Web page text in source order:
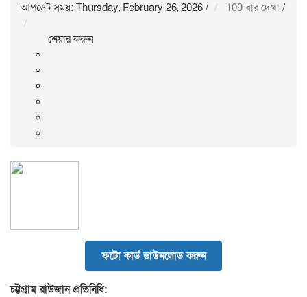
আপডেট সময়: Thursday, February 26, 2026 / 109 বার দেখা /
শেয়ার করুন
ফটো কার্ড ডাউনলোড করুন
চট্টগ্রাম রাউজান প্রতিনিধি: